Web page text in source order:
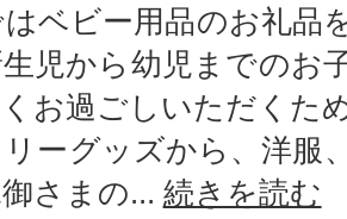
ベビー用品のお礼品
児から幼児までのお
お過ごしいただくた
ーグッズから、洋服
さまの... 続きを読む